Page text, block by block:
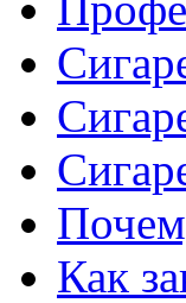
Как